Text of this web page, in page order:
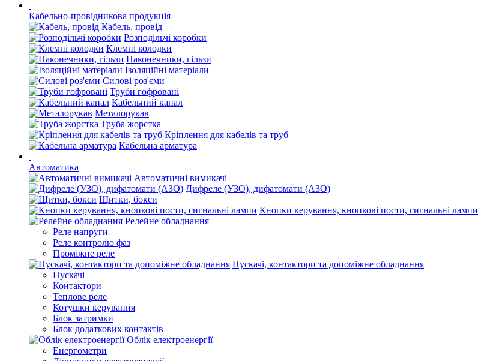
Кабельно-провідникова продукція
Кабель, провід
Розподільчі коробки
Клемні колодки
Наконечники, гільзи
Ізоляційні матеріали
Силові роз'єми
Труби гофровані
Кабельний канал
Металорукав
Труба жорстка
Кріплення для кабелів та труб
Кабельна арматура
Автоматика
Автоматичні вимикачі
Дифреле (УЗО), дифатомати (АЗО)
Щитки, бокси
Кнопки керування, кнопкові пости, сигнальні лампи
Релейне обладнання
Реле напруги
Реле контролю фаз
Проміжне реле
Пускачі, контактори та допоміжне обладнання
Пускачі
Контактори
Теплове реле
Котушки керування
Блок затримки
Блок додаткових контактів
Облік електроенергії
Енергометри